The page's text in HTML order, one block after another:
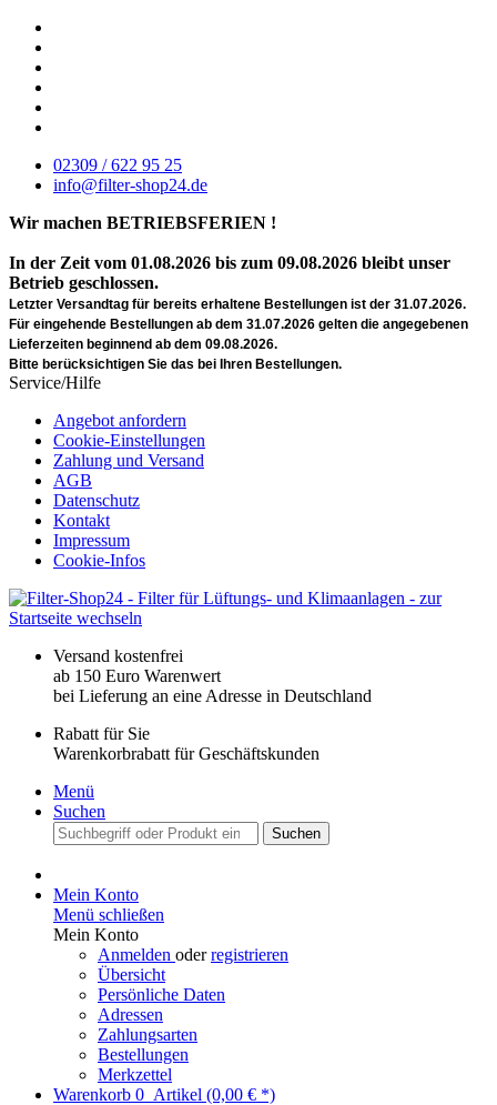
02309 / 622 95 25
info@filter-shop24.de
Wir machen BETRIEBSFERIEN !
In der Zeit vom 01.08.2026 bis zum 09.08.2026 bleibt unser
Betrieb geschlossen.
Letzter Versandtag für bereits erhaltene Bestellungen ist der 31.07.2026.
Für eingehende Bestellungen ab dem 31.07.2026 gelten die angegebenen
Lieferzeiten beginnend ab dem 09.08.2026.
Bitte berücksichtigen Sie das bei Ihren Bestellungen.
Service/Hilfe
Angebot anfordern
Cookie-Einstellungen
Zahlung und Versand
AGB
Datenschutz
Kontakt
Impressum
Cookie-Infos
Versand kostenfrei
ab 150 Euro Warenwert
bei Lieferung an eine Adresse in Deutschland
Rabatt für Sie
Warenkorbrabatt für Geschäftskunden
Menü
Suchen
Suchen
Mein Konto
Menü schließen
Mein Konto
Anmelden oderregistrieren
Übersicht
Persönliche Daten
Adressen
Zahlungsarten
Bestellungen
Merkzettel
Warenkorb 0 Artikel (0,00 € *)